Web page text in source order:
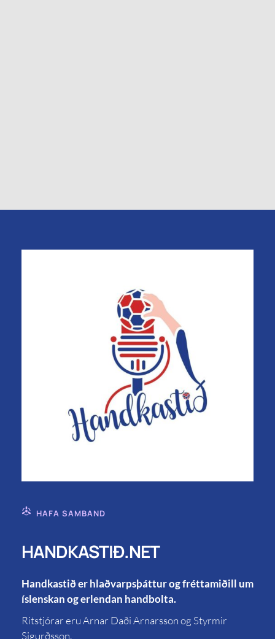
HAFA SAMBAND
HANDKASTIÐ.NET
Handkastið er hlaðvarpsþáttur og fréttamiðill um
íslenskan og erlendan handbolta.
Ritstjórar eru Arnar Daði Arnarsson og Styrmir
Sigurðsson.